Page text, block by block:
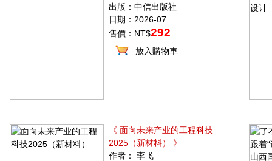
出版：中信出版社
日期：2026-07
售價：NT$292
放入購物車
《 面向未来产业的工程科技
2025（新材料） 》
作者： 李飞